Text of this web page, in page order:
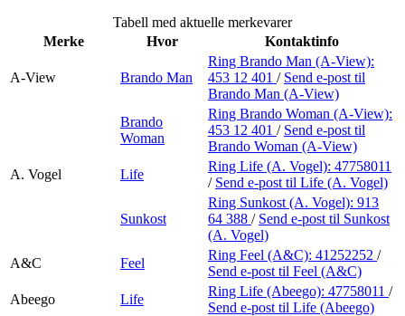
Praktisk informasjon
Ledige stillinger
Gavekort
Best på service
Tabell med aktuelle merkevarer
Merke
Hvor Kontaktinfo
A-View Brando Man
Ring Brando Man (A-View):
453 12 401 / Send e-post til
Brando Man (A-View)
Brando
Woman
Ring Brando Woman (A-View):
453 12 401 / Send e-post til
Brando Woman (A-View)
A. Vogel
Life
Ring Life (A. Vogel): 47758011
/ Send e-post til Life (A. Vogel)
Sunkost
Ring Sunkost (A. Vogel): 913
64 388 / Send e-post til Sunkost
(A. Vogel)
A&C
Feel
Ring Feel (A&C): 41252252 /
Send e-post til Feel (A&C)
Abeego
Life
Ring Life (Abeego): 47758011 /
Send e-post til Life (Abeego)